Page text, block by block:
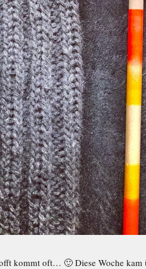
kommt oft… 🙂 Diese Woche kam